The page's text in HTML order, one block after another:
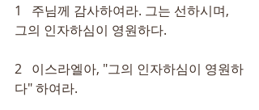
1   주님께 감사하여라. 그는 선하시며,
그의 인자하심이 영원하다.
2   이스라엘아, "그의 인자하심이 영원하
다" 하여라.